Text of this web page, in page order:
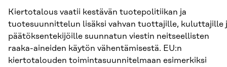
Kiertotalous vaatii kestävän tuotepolitiikan ja
tuotesuunnittelun lisäksi vahvan tuottajille, kuluttajille
päätöksentekijöille suunnatun viestin neitseellisten
raaka-aineiden käytön vähentämisestä. EU:n
kiertotalouden toimintasuunnitelmaan esimerkiksi